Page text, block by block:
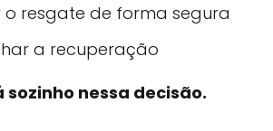
o resgate de forma segura
a recuperação
sozinho nessa decisão.